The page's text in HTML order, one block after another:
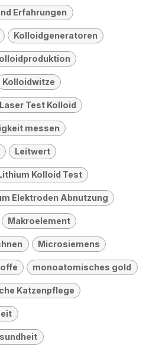
Erfahrungen
Kolloidgeneratoren
Kolloidwitze
Laser Test Kolloid
messen
Leitwert
Kolloid Test
Elektroden Abnutzung
Makroelement
Microsiemens
monoatomisches gold
Katzenpflege